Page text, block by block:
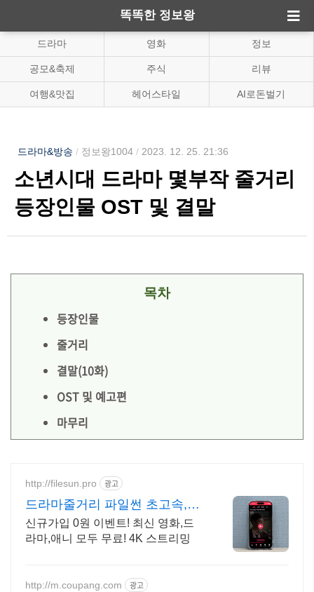
똑똑한 정보왕
드라마 영화 정보
공모&축제 주식 리뷰
여행&맛집 헤어스타일 AI로돈벌기
드라마&방송 / 정보왕1004 / 2023. 12. 25. 21:36
소년시대 드라마 몇부작 줄거리
등장인물 OST 및 결말
목차
등장인물
줄거리
결말(10화)
OST 및 예고편
마무리
http://filesun.pro 광고
드라마줄거리 파일썬 초고속,
4K 실시간 보기!
신규가입 0원 이벤트! 최신 영화,드
라마,애니 모두 무료! 4K 스트리밍
http://m.coupang.com 광고